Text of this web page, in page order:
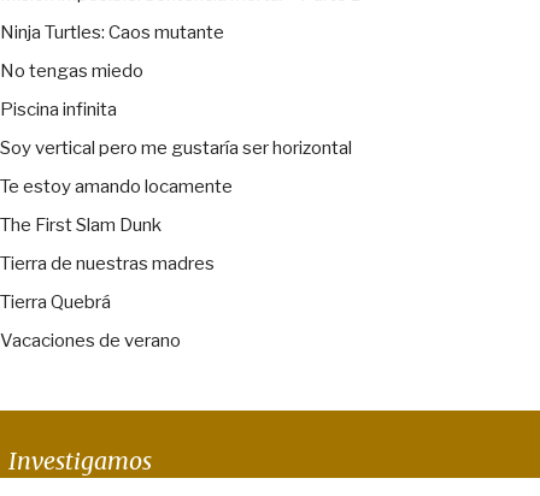
Ninja Turtles: Caos mutante
No tengas miedo
Piscina infinita
Soy vertical pero me gustaría ser horizontal
Te estoy amando locamente
The First Slam Dunk
Tierra de nuestras madres
Tierra Quebrá
Vacaciones de verano
Investigamos